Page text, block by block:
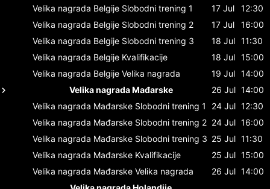
Velika nagrada Belgije Slobodni trening 1 17 Jul
12:30
Velika nagrada Belgije Slobodni trening 2 17 Jul
16:00
Velika nagrada Belgije Slobodni trening 3 18 Jul 11:30
Velika nagrada Belgije Kvalifikacije 18 Jul 15:00
Velika nagrada Belgije Velika nagrada 19 Jul 14:00
Velika nagrada Mađarske
26 Jul 14:00
Velika nagrada Mađarske Slobodni trening 1 24 Jul 12:30
Velika nagrada Mađarske Slobodni trening 2 24 Jul 16:00
Velika nagrada Mađarske Slobodni trening 3 25 Jul 11:30
Velika nagrada Mađarske Kvalifikacije 25 Jul 15:00
Velika nagrada Mađarske Velika nagrada 26 Jul 14:00